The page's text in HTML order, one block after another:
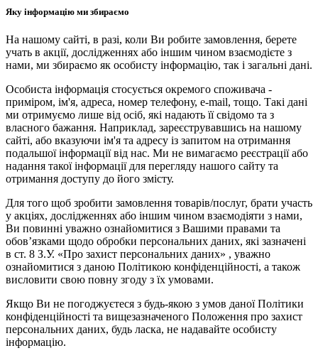
Яку інформацію ми збираємо
На нашому сайті, в разі, коли Ви робите замовлення, берете
учать в акції, дослідженнях або іншим чином взаємодієте з
нами, ми збираємо як особисту інформацію, так і загальні дані.
Особиста інформація стосується окремого споживача -
приміром, ім'я, адреса, номер телефону, e-mail, тощо. Такі дані
ми отримуємо лише від осіб, які надають її свідомо та з
власного бажання. Наприклад, зареєструвавшись на нашому
сайті, або вказуючи ім'я та адресу із запитом на отримання
подальшої інформації від нас. Ми не вимагаємо реєстрації або
надання такої інформації для перегляду нашого сайту та
отримання доступу до його змісту.
Для того щоб зробити замовлення товарів/послуг, брати участь
у акціях, дослідженнях або іншим чином взаємодіяти з нами,
Ви повинні уважно ознайомитися з Вашими правами та
обов’язками щодо обробки персональних даних, які зазначені
в ст. 8 З.У. «Про захист персональних даних» , уважно
ознайомитися з даною Політикою конфіденційності, а також
висловити свою повну згоду з їх умовами.
Якщо Ви не погоджуєтеся з будь-якою з умов даної Політики
конфіденційності та вищезазначеного Положення про захист
персональних даних, будь ласка, не надавайте особисту
інформацію.